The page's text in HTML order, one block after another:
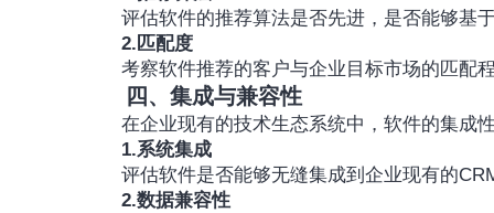
评估软件的推荐算法是否先进，是否能够基
2.匹配度
考察软件推荐的客户与企业目标市场的匹配
四、集成与兼容性
在企业现有的技术生态系统中，软件的集成
1.系统集成
评估软件是否能够无缝集成到企业现有的
2.数据兼容性